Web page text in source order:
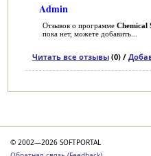
Admin
Отзывов о программе Chemical
пока нет, можете добавить...
Читать все отзывы(0) /
© 2002—2026 SOFTPORTAL